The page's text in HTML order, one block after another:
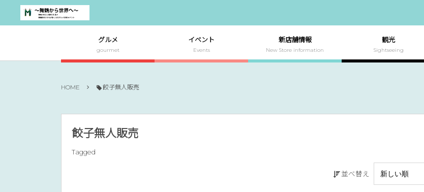
グルメ
gourmet
イベント
Events
新店舗情報
New Store information
観光
Sightseeing
HOME 餃子無人販売
餃子無人販売
Tagged
並べ替え